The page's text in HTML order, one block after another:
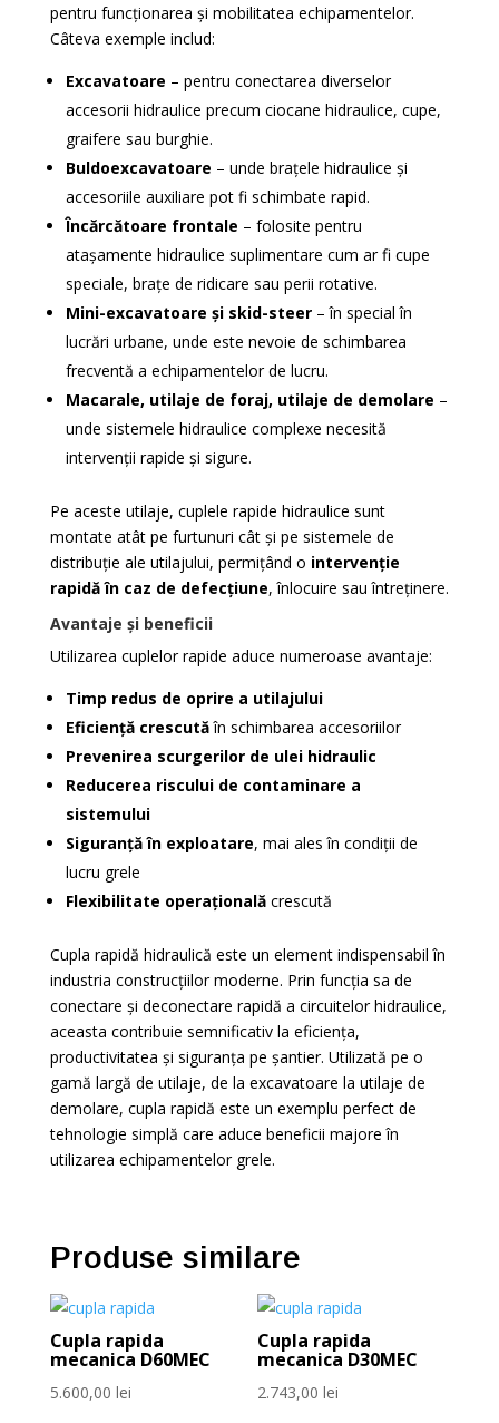
pentru funcționarea și mobilitatea echipamentelor.
Câteva exemple includ:
Excavatoare – pentru conectarea diverselor
accesorii hidraulice precum ciocane hidraulice, cupe,
graifere sau burghie.
Buldoexcavatoare – unde brațele hidraulice și
accesoriile auxiliare pot fi schimbate rapid.
Încărcătoare frontale – folosite pentru
atașamente hidraulice suplimentare cum ar fi cupe
speciale, brațe de ridicare sau perii rotative.
Mini-excavatoare și skid-steer– în special în
lucrări urbane, unde este nevoie de schimbarea
frecventă a echipamentelor de lucru.
Macarale, utilaje de foraj, utilaje de demolare –
unde sistemele hidraulice complexe necesită
intervenții rapide și sigure.
Pe aceste utilaje, cuplele rapide hidraulice sunt
montate atât pe furtunuri cât și pe sistemele de
distribuție ale utilajului, permițând o intervenție
rapidă în caz de defecțiune, înlocuire sau întreținere.
Avantaje și beneficii
Utilizarea cuplelor rapide aduce numeroase avantaje:
Timp redus de oprire a utilajului
Eficiență crescutăîn schimbarea accesoriilor
Prevenirea scurgerilor de ulei hidraulic
Reducerea riscului de contaminare a
sistemului
Siguranță în exploatare, mai ales în condiții de
lucru grele
Flexibilitate operaționalăcrescută
Cupla rapidă hidraulică este un element indispensabil în
industria construcțiilor moderne. Prin funcția sa de
conectare și deconectare rapidă a circuitelor hidraulice,
aceasta contribuie semnificativ la eficiența,
productivitatea și siguranța pe șantier. Utilizată pe o
gamă largă de utilaje, de la excavatoare la utilaje de
demolare, cupla rapidă este un exemplu perfect de
tehnologie simplă care aduce beneficii majore în
utilizarea echipamentelor grele.
Produse similare
Cupla rapida
mecanica D60MEC
5.600,00 lei
Cupla rapida
mecanica D30MEC
2.743,00lei